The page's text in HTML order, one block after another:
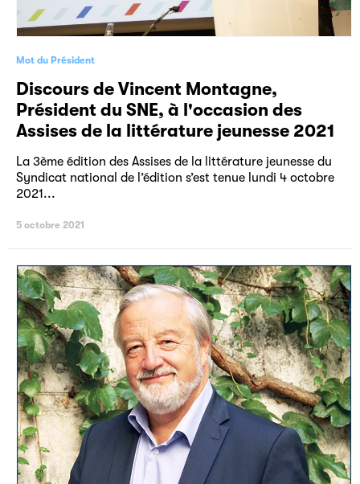
Mot du Président
Discours de Vincent Montagne,
Président du SNE, à l'occasion des
Assises de la littérature jeunesse 2021
La 3ème édition des Assises de la littérature jeunesse du
Syndicat national de l’édition s’est tenue lundi 4 octobre
2021...
5 octobre 2021